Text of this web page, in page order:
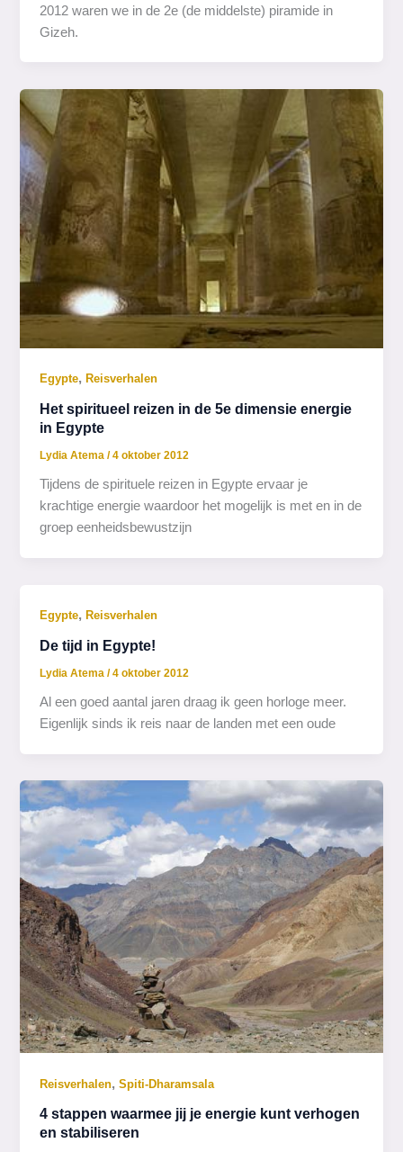
2012 waren we in de 2e (de middelste) piramide in
Gizeh.
Egypte,Reisverhalen
Het spiritueel reizen in de 5e dimensie energie
in Egypte
Lydia Atema/4 oktober 2012
Tijdens de spirituele reizen in Egypte ervaar je
krachtige energie waardoor het mogelijk is met en in de
groep eenheidsbewustzijn
Egypte,Reisverhalen
De tijd in Egypte!
Lydia Atema/4 oktober 2012
Al een goed aantal jaren draag ik geen horloge meer.
Eigenlijk sinds ik reis naar de landen met een oude
Reisverhalen,Spiti-Dharamsala
4 stappen waarmee jij je energie kunt verhogen
en stabiliseren